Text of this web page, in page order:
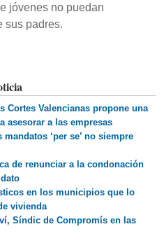
jóvenes no puedan
sus padres.
Cortes Valencianas propone una
asesorar a las empresas
‘per se’ no siempre
de renunciar a la condonación
en los municipios que lo
vivienda
Síndic de Compromís en las